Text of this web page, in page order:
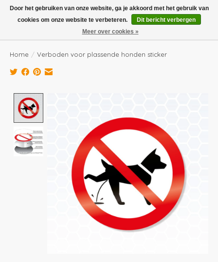
Boven de €100,- gratis verzending! Vóór 14.00 besteld, volgende dag in huis!
Verlanglijst
Home / Verboden voor plassende honden sticker
Door het gebruiken van onze website, ga je akkoord met het gebruik van
cookies om onze website te verbeteren.
Dit bericht verbergen
Meer over cookies »